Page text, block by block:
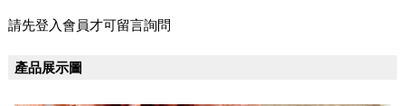
請先登入會員才可留言詢問
產品展示圖